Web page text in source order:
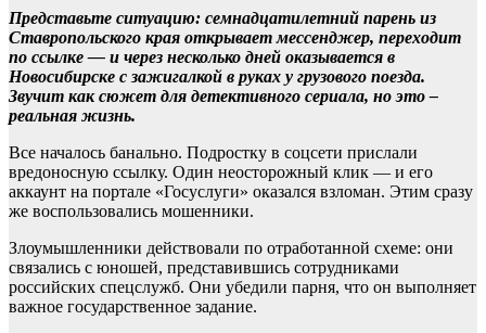
Представьте ситуацию: семнадцатилетний парень из
Ставропольского края открывает мессенджер, переходит
по ссылке — и через несколько дней оказывается в
Новосибирске с зажигалкой в руках у грузового поезда.
Звучит как сюжет для детективного сериала, но это –
реальная жизнь.
Все началось банально. Подростку в соцсети прислали
вредоносную ссылку. Один неосторожный клик — и его
аккаунт на портале «Госуслуги» оказался взломан. Этим сразу
же воспользовались мошенники.
Злоумышленники действовали по отработанной схеме: они
связались с юношей, представившись сотрудниками
российских спецслужб. Они убедили парня, что он выполняет
важное государственное задание.